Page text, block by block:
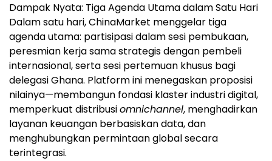
Dampak Nyata: Tiga Agenda Utama dalam Satu Hari
Dalam satu hari, ChinaMarket menggelar tiga
agenda utama: partisipasi dalam sesi pembukaan,
peresmian kerja sama strategis dengan pembeli
internasional, serta sesi pertemuan khusus bagi
delegasi Ghana. Platform ini menegaskan proposisi
nilainya—membangun fondasi klaster industri digital,
memperkuat distribusiomnichannel, menghadirkan
layanan keuangan berbasiskan data, dan
menghubungkan permintaan global secara
terintegrasi.